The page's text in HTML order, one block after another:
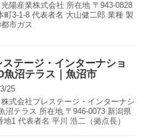
陽産業株式会社 所在地 〒943-0828
町3-1-8 代表者名 大山健二郎 業種 製
市ガス
テージ・インターナショ
魚沼テラス｜魚沼市
25
式会社プレステージ・インターナシ
沼テラス 所在地 〒946-0073 新潟県
1 代表者名 平川 浩二（拠点長）